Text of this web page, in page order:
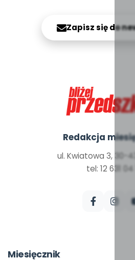
Zapisz się do
Redakcja
ul. Kwiatowa 3, 30-
tel: 12 631 04
Miesięcznik